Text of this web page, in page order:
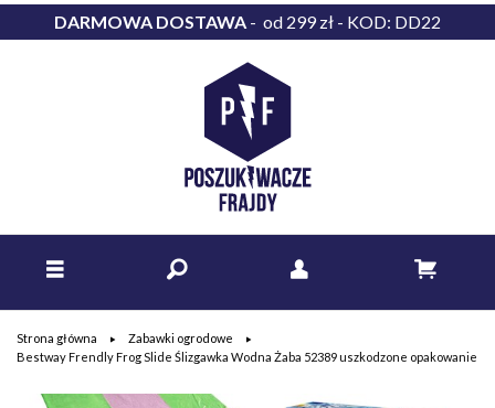
DARMOWA DOSTAWA - od 299 zł - KOD: DD22
Strona główna
Zabawki ogrodowe
Bestway Frendly Frog Slide Ślizgawka Wodna Żaba 52389 uszkodzone opakowanie